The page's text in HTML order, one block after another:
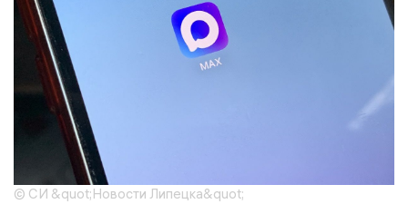
© СИ &quot;Новости Липецка&quot;